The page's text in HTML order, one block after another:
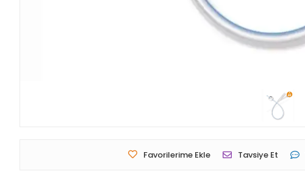
Favorilerime Ekle Tavsiye Et